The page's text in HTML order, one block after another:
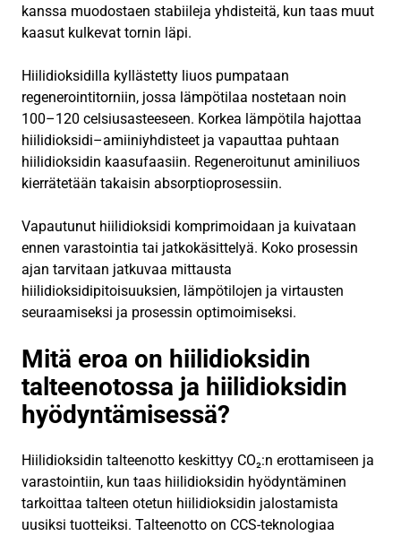
kanssa muodostaen stabiileja yhdisteitä, kun taas muut
kaasut kulkevat tornin läpi.
Hiilidioksidilla kyllästetty liuos pumpataan
regenerointitorniin, jossa lämpötilaa nostetaan noin
100–120 celsiusasteeseen. Korkea lämpötila hajottaa
hiilidioksidi–amiiniyhdisteet ja vapauttaa puhtaan
hiilidioksidin kaasufaasiin. Regeneroitunut aminiliuos
kierrätetään takaisin absorptioprosessiin.
Vapautunut hiilidioksidi komprimoidaan ja kuivataan
ennen varastointia tai jatkokäsittelyä. Koko prosessin
ajan tarvitaan jatkuvaa mittausta
hiilidioksidipitoisuuksien, lämpötilojen ja virtausten
seuraamiseksi ja prosessin optimoimiseksi.
Mitä eroa on hiilidioksidin
talteenotossa ja hiilidioksidin
hyödyntämisessä?
Hiilidioksidin talteenotto keskittyy CO₂:n erottamiseen ja
varastointiin, kun taas hiilidioksidin hyödyntäminen
tarkoittaa talteen otetun hiilidioksidin jalostamista
uusiksi tuotteiksi. Talteenotto on CCS-teknologiaa